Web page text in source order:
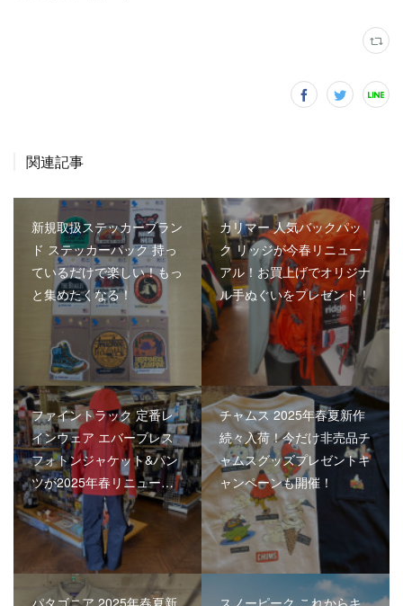
関連記事
新規取扱ステッカーブラン
ド ステッカーパック 持っ
ているだけで楽しい！もっ
と集めたくなる！
カリマー 人気バックパッ
ク リッジが今春リニュー
アル！お買上げでオリジナ
ル手ぬぐいをプレゼント！
ファイントラック 定番レ
インウェア エバーブレス
フォトンジャケット&パン
ツが2025年春リニュー…
チャムス 2025年春夏新作
続々入荷！今だけ非売品チ
ャムスグッズプレゼントキ
ャンペーンも開催！